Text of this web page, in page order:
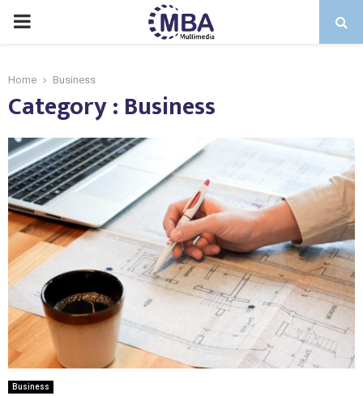
PRIMARY
Home Business
Category : Business
Business